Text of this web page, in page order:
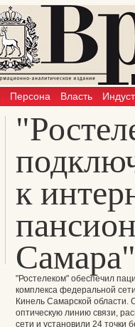
Персона Власть
к
Самара"
"Ростелеком" обеспечил
комплекса федеральной
Кинель Самарской области.
оптическую линию связи,
сети и установили 24 точки